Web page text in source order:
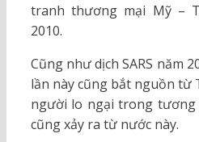
tranh thương mại Mỹ –
2010.
Cũng như dịch SARS năm
lần này cũng bắt nguồn từ
người lo ngại trong
cũng xảy ra từ nước này.